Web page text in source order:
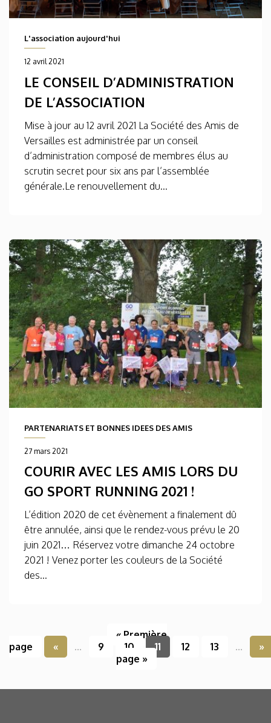
L'association aujourd'hui
12 avril 2021
LE CONSEIL D’ADMINISTRATION
DE L’ASSOCIATION
Mise à jour au 12 avril 2021 La Société des Amis de
Versailles est administrée par un conseil
d’administration composé de membres élus au
scrutin secret pour six ans par l’assemblée
générale.Le renouvellement du...
PARTENARIATS ET BONNES IDEES DES AMIS
27 mars 2021
COURIR AVEC LES AMIS LORS DU
GO SPORT RUNNING 2021 !
L’édition 2020 de cet évènement a finalement dû
être annulée, ainsi que le rendez-vous prévu le 20
juin 2021… Réservez votre dimanche 24 octobre
2021 ! Venez porter les couleurs de la Société
des...
« Première
page
« ... 9 10 11 12 13 ...
»
page »